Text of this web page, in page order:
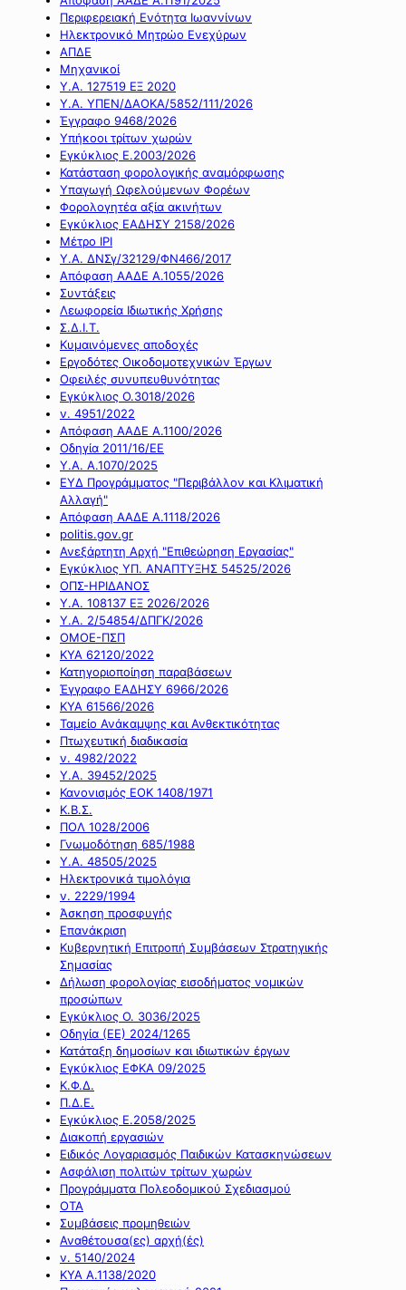
Περιφερειακή Ενότητα Ιωαννίνων
Ηλεκτρονικό Μητρώο Ενεχύρων
ΑΠΔΕ
Μηχανικοί
Υ.Α. 127519 ΕΞ 2020
Υ.Α. ΥΠΕΝ/ΔΑΟΚΑ/5852/111/2026
Έγγραφο 9468/2026
Υπήκοοι τρίτων χωρών
Εγκύκλιος Ε.2003/2026
Κατάσταση φορολογικής αναμόρφωσης
Υπαγωγή Ωφελούμενων Φορέων
Φορολογητέα αξία ακινήτων
Εγκύκλιος ΕΑΔΗΣΥ 2158/2026
Μέτρο IPI
Υ.Α. ΔΝΣγ/32129/ΦΝ466/2017
Απόφαση ΑΑΔΕ Α.1055/2026
Συντάξεις
Λεωφορεία Ιδιωτικής Χρήσης
Σ.Δ.Ι.Τ.
Κυμαινόμενες αποδοχές
Εργοδότες Οικοδομοτεχνικών Έργων
Οφειλές συνυπευθυνότητας
Εγκύκλιος Ο.3018/2026
ν. 4951/2022
Απόφαση ΑΑΔΕ Α.1100/2026
Οδηγία 2011/16/ΕΕ
Υ.Α. Α.1070/2025
ΕΥΔ Προγράμματος "Περιβάλλον και Κλιματική
Αλλαγή"
Απόφαση ΑΑΔΕ Α.1118/2026
politis.gov.gr
Ανεξάρτητη Αρχή "Επιθεώρηση Εργασίας"
Εγκύκλιος ΥΠ. ΑΝΑΠΤΥΞΗΣ 54525/2026
ΟΠΣ-ΗΡΙΔΑΝΟΣ
Υ.Α. 108137 ΕΞ 2026/2026
Υ.Α. 2/54854/ΔΠΓΚ/2026
ΟΜΟΕ-ΠΣΠ
ΚΥΑ 62120/2022
Κατηγοριοποίηση παραβάσεων
Έγγραφο ΕΑΔΗΣΥ 6966/2026
ΚΥΑ 61566/2026
Ταμείο Ανάκαμψης και Ανθεκτικότητας
Πτωχευτική διαδικασία
ν. 4982/2022
Υ.Α. 39452/2025
Κανονισμός ΕΟΚ 1408/1971
Κ.Β.Σ.
ΠΟΛ 1028/2006
Γνωμοδότηση 685/1988
Υ.Α. 48505/2025
Ηλεκτρονικά τιμολόγια
ν. 2229/1994
Άσκηση προσφυγής
Επανάκριση
Κυβερνητική Επιτροπή Συμβάσεων Στρατηγικής
Σημασίας
Δήλωση φορολογίας εισοδήματος νομικών
προσώπων
Εγκύκλιος Ο. 3036/2025
Οδηγία (ΕΕ) 2024/1265
Κατάταξη δημοσίων και ιδιωτικών έργων
Εγκύκλιος ΕΦΚΑ 09/2025
Κ.Φ.Δ.
Π.Δ.Ε.
Εγκύκλιος Ε.2058/2025
Διακοπή εργασιών
Ειδικός Λογαριασμός Παιδικών Κατασκηνώσεων
Ασφάλιση πολιτών τρίτων χωρών
Προγράμματα Πολεοδομικού Σχεδιασμού
ΟΤΑ
Συμβάσεις προμηθειών
Αναθέτουσα(ες) αρχή(ές)
ν. 5140/2024
ΚΥΑ Α.1138/2020